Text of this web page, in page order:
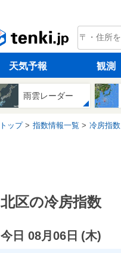
tenki.jp
天気予報 観測
雨雲レーダー
トップ 指数情報一覧 冷房指数
北区の冷房指数
今日 08月06日 (木)